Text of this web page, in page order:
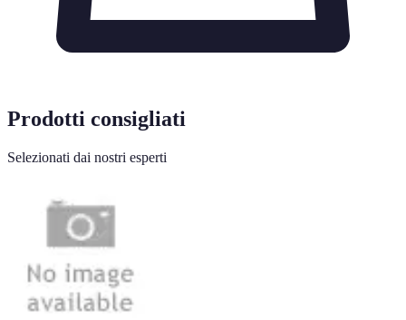
Prodotti consigliati
Selezionati dai nostri esperti